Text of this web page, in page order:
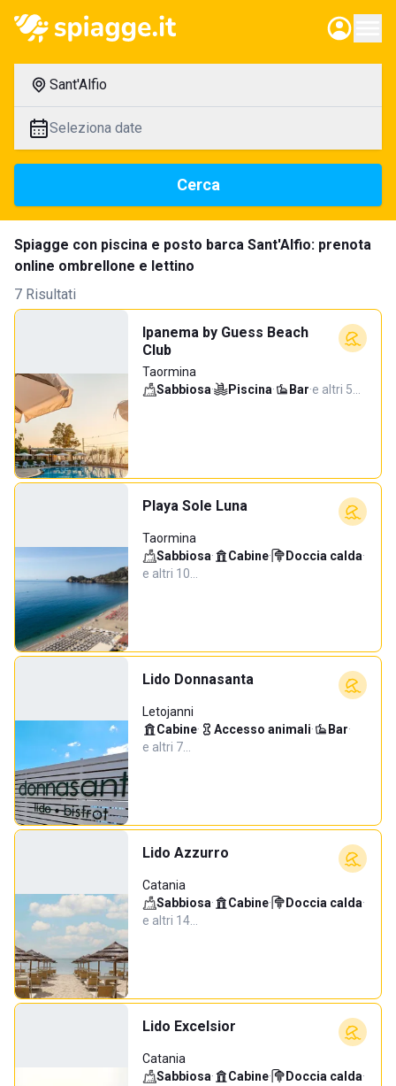
Sant'Alfio
Seleziona date
Cerca
Spiagge con piscina e posto barca Sant'Alfio: prenota
online ombrellone e lettino
7 Risultati
Ipanema by Guess Beach
Club
Taormina
Sabbiosa· Piscina· Bar·e altri 5…
Playa Sole Luna
Taormina
Sabbiosa· Cabine· Doccia calda·
e altri 10…
Lido Donnasanta
Letojanni
Cabine· Accesso animali· Bar·
e altri 7…
Lido Azzurro
Catania
Sabbiosa· Cabine· Doccia calda·
e altri 14…
Lido Excelsior
Catania
Sabbiosa· Cabine· Doccia calda·